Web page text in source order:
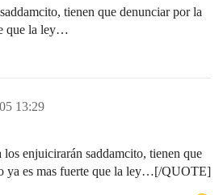
tienen que denunciar por la
que la ley…
13:29
enjuicirarán saddamcito, tienen que
ya es mas fuerte que la ley…[/QUOTE]